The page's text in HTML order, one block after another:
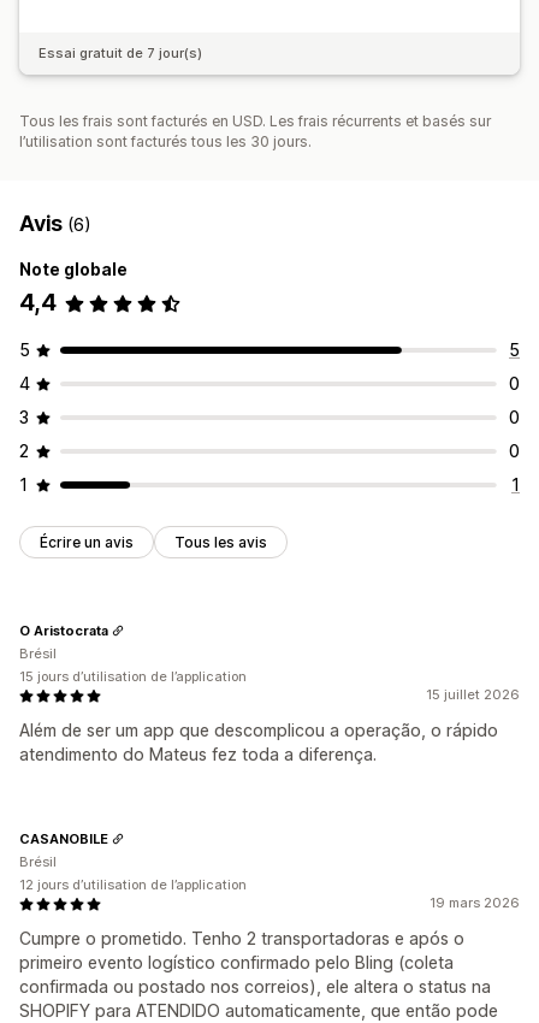
Essai gratuit de 7 jour(s)
Tous les frais sont facturés en USD. Les frais récurrents et basés sur
l’utilisation sont facturés tous les 30 jours.
Avis (6)
Note globale
4,4
5
5
4
0
3
0
2
0
1
1
Écrire un avis Tous les avis
15 juillet 2026
Além de ser um app que descomplicou a operação, o rápido
atendimento do Mateus fez toda a diferença.
O Aristocrata
Brésil
15 jours d’utilisation de l’application
19 mars 2026
Cumpre o prometido. Tenho 2 transportadoras e após o
primeiro evento logístico confirmado pelo Bling (coleta
confirmada ou postado nos correios), ele altera o status na
SHOPIFY para ATENDIDO automaticamente, que então pode
CASANOBILE
Brésil
12 jours d’utilisation de l’application